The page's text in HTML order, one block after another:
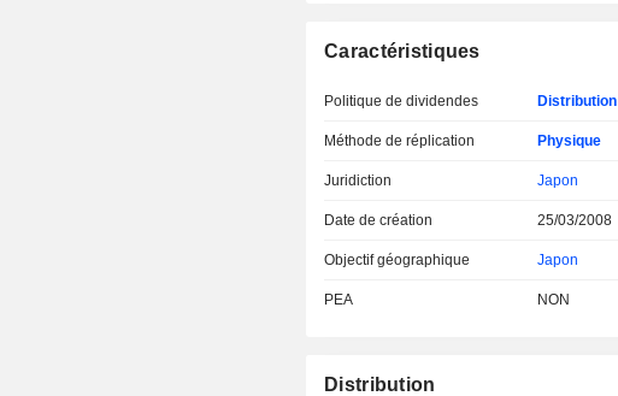
Caractéristiques
Politique de dividendes Distribution
Méthode de réplication Physique
Juridiction Japon
Date de création 25/03/2008
Objectif géographique Japon
PEA NON
Distribution